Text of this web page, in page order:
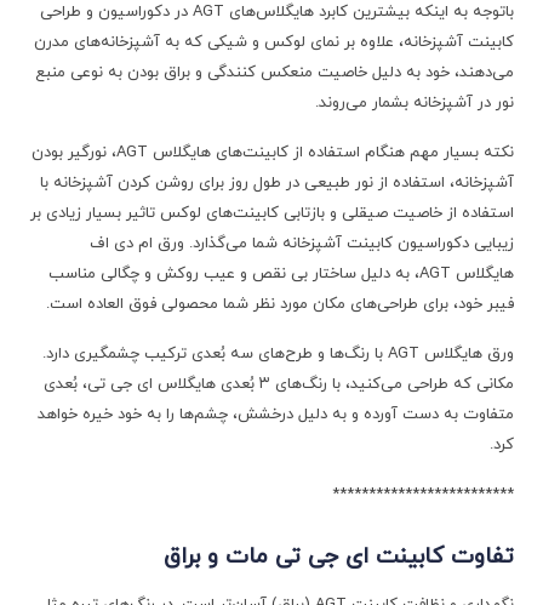
باتوجه به اینکه بیشترین کابرد هایگلاس‌های AGT در دکوراسیون و طراحی
کابینت آشپزخانه، علاوه بر نمای لوکس و شیکی که به آشپزخانه‌های مدرن
می‌دهند، خود به دلیل خاصیت منعکس کنندگی و براق بودن به نوعی منبع
نور در آشپزخانه بشمار می‌روند.
نکته بسیار مهم هنگام استفاده از کابینت‌های هایگلاس AGT، نورگیر بودن
آشپزخانه، استفاده از نور طبیعی در طول روز برای روشن کردن آشپزخانه با
استفاده از خاصیت صیقلی و بازتابی کابینت‌های لوکس تاثیر بسیار زیادی بر
زیبایی دکوراسیون کابینت آشپزخانه شما می‌گذارد. ورق ام دی اف
هایگلاس AGT، به دلیل ساختار بی نقص و عیب روکش و چگالی مناسب
فیبر خود، برای طراحی‌های مکان مورد نظر شما محصولی فوق العاده است.
ورق هایگلاس AGT با رنگ‌ها و طرح‌های سه بُعدی ترکیب چشمگیری دارد.
مکانی که طراحی می‌کنید، با رنگ‌های ۳ بُعدی هایگلاس ای جی تی، بُعدی
متفاوت به دست آورده و به دلیل درخشش، چشم‌ها را به خود خیره خواهد
کرد.
*************************
تفاوت کابینت ای جی تی مات و براق